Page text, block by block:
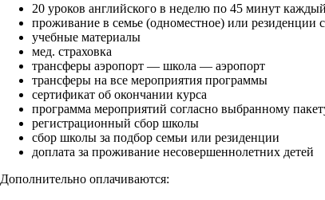
20 уроков английского в неделю по 45 минут каждый
проживание в семье (одноместное) или резиденции
учебные материалы
мед. страховка
трансферы аэропорт — школа — аэропорт
трансферы на все мероприятия программы
сертификат об окончании курса
программа мероприятий согласно выбранному
регистрационный сбор школы
сбор школы за подбор семьи или резиденции
доплата за проживание несовершеннолетних детей
Дополнительно оплачиваются: